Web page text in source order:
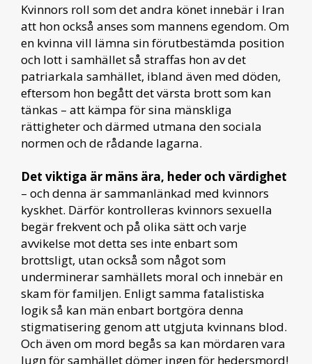
Kvinnors roll som det andra könet innebär i Iran
att hon också anses som mannens egendom. Om
en kvinna vill lämna sin förutbestämda position
och lott i samhället så straffas hon av det
patriarkala samhället, ibland även med döden,
eftersom hon begått det värsta brott som kan
tänkas – att kämpa för sina mänskliga
rättigheter och därmed utmana den sociala
normen och de rådande lagarna.
Det viktiga är mäns ära, heder och värdighet
– och denna är sammanlänkad med kvinnors
kyskhet. Därför kontrolleras kvinnors sexuella
begär frekvent och på olika sätt och varje
avvikelse mot detta ses inte enbart som
brottsligt, utan också som något som
underminerar samhällets moral och innebär en
skam för familjen. Enligt samma fatalistiska
logik så kan män enbart bortgöra denna
stigmatisering genom att utgjuta kvinnans blod.
Och även om mord begås sa kan mördaren vara
lugn för samhället dömer ingen för hedersmord!